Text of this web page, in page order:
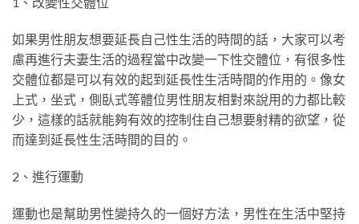
如果男性朋友想要延長自己性生活的時間的話，大家可以考
慮再進行夫妻生活的過程當中改變一下性交體位，有很多性
交體位都是可以有效的起到延長性生活時間的作用的。像女
上式，坐式，側臥式等體位男性朋友相對來說用的力都比較
少，這樣的話就能夠有效的控制住自己想要射精的欲望，從
而達到延長性生活時間的目的。
2、進行運動
運動也是幫助男性變持久的一個好方法，男性在生活中堅持